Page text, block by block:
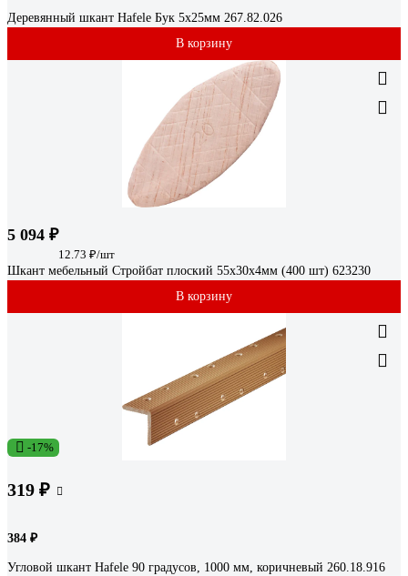
Деревянный шкант Hafele Бук 5x25мм 267.82.026
В корзину
5 094 ₽
12.73 ₽/шт
Шкант мебельный Стройбат плоский 55x30x4мм (400 шт) 623230
В корзину
-17%
319 ₽
384 ₽
Угловой шкант Hafele 90 градусов, 1000 мм, коричневый 260.18.916